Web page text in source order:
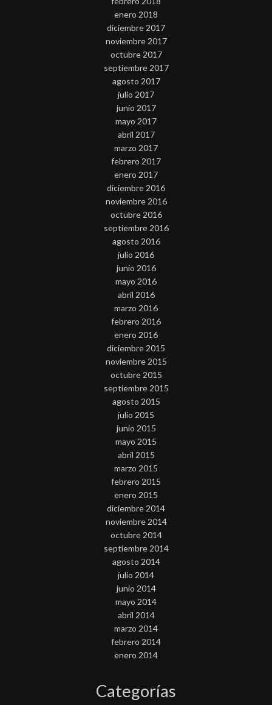
enero 2018
diciembre 2017
noviembre 2017
octubre 2017
septiembre 2017
agosto 2017
julio 2017
junio 2017
mayo 2017
abril 2017
marzo 2017
febrero 2017
enero 2017
diciembre 2016
noviembre 2016
octubre 2016
septiembre 2016
agosto 2016
julio 2016
junio 2016
mayo 2016
abril 2016
marzo 2016
febrero 2016
enero 2016
diciembre 2015
noviembre 2015
octubre 2015
septiembre 2015
agosto 2015
julio 2015
junio 2015
mayo 2015
abril 2015
marzo 2015
febrero 2015
enero 2015
diciembre 2014
noviembre 2014
octubre 2014
septiembre 2014
agosto 2014
julio 2014
junio 2014
mayo 2014
abril 2014
marzo 2014
febrero 2014
enero 2014
Categorías